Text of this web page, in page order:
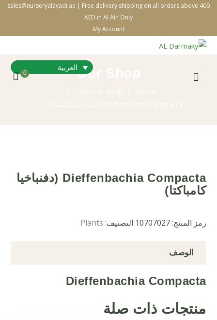
sales@nurseryalayadi.ae | Free delivery shipping on all orders above 400
AED in Al Ain Only
My Account
العربية
0 Our Shop
Dieffenbachia Compacta (دفنباخيا
كامباكتا)
رمز المنتج:10707027 التصنيف: Plants
الوصف
Dieffenbachia Compacta
منتجات ذات صلة